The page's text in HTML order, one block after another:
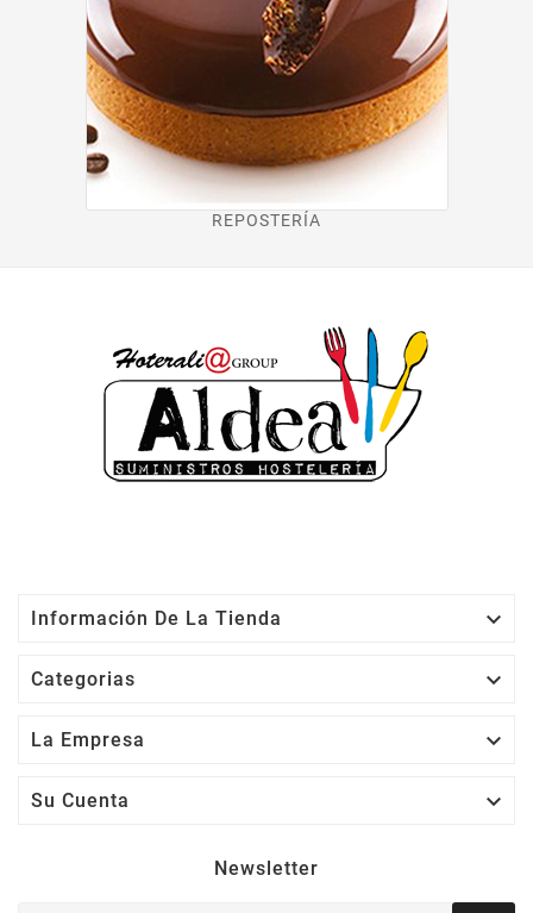
REPOSTERÍA
Información De La Tienda 
Categorias 
La Empresa 
Su Cuenta 
Newsletter